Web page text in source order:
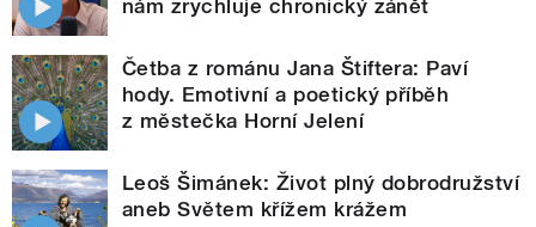
nám zrychluje chronický zánět
Četba z románu Jana Štiftera: Paví
hody. Emotivní a poetický příběh
z městečka Horní Jelení
Leoš Šimánek: Život plný dobrodružství
aneb Světem křížem krážem